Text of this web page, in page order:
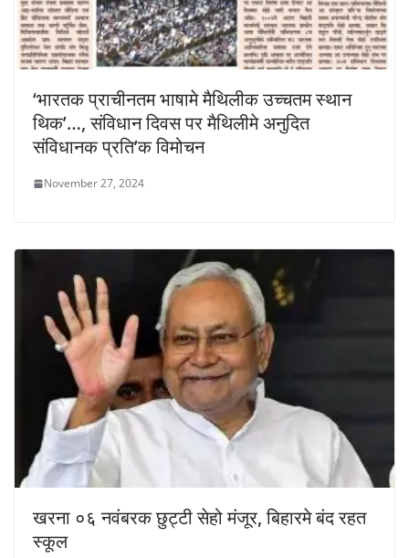
‘भारतक प्राचीनतम भाषामे मैथिलीक उच्चतम स्थान
थिक’…, संविधान दिवस पर मैथिलीमे अनुदित
संविधानक प्रति’क विमोचन
November 27, 2024
खरना ०६ नवंबरक छुट्टी सेहो मंजूर, बिहारमे बंद रहत
स्कूल